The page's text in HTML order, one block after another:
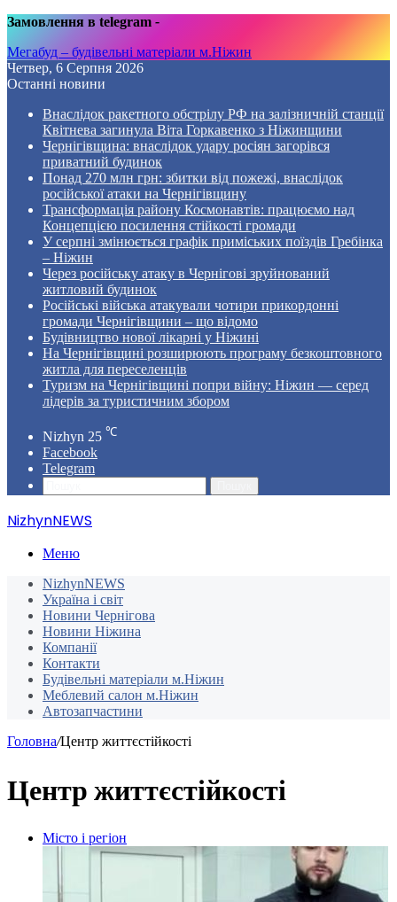
Замовлення в telegram -
Мегабуд – будівельні матеріали м.Ніжин
Четвер, 6 Серпня 2026
Останні новини
Внаслідок ракетного обстрілу РФ на залізничній станції
Квітнева загинула Віта Горкавенко з Ніжинщини
Чернігівщина: внаслідок удару росіян загорівся
приватний будинок
Понад 270 млн грн: збитки від пожежі, внаслідок
російської атаки на Чернігівщину
Трансформація району Космонавтів: працюємо над
Концепцією посилення стійкості громади
У серпні змінюється графік приміських поїздів Гребінка
– Ніжин
Через російську атаку в Чернігові зруйнований
житловий будинок
Російські війська атакували чотири прикордонні
громади Чернігівщини – що відомо
Будівництво нової лікарні у Ніжині
На Чернігівщині розширюють програму безкоштовного
житла для переселенців
Туризм на Чернігівщині попри війну: Ніжин — серед
лідерів за туристичним збором
Nizhyn 25 ℃
Facebook
Telegram
NizhynNEWS
Меню
NizhynNEWS
Україна і світ
Новини Чернігова
Новини Ніжина
Компанії
Контакти
Будівельні матеріали м.Ніжин
Меблевий салон м.Ніжин
Автозапчастини
Головна/Центр життєстійкості
Центр життєстійкості
Місто і регіон